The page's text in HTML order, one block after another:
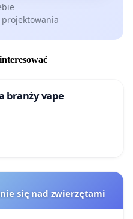
branży vape
się nad zwierzętami